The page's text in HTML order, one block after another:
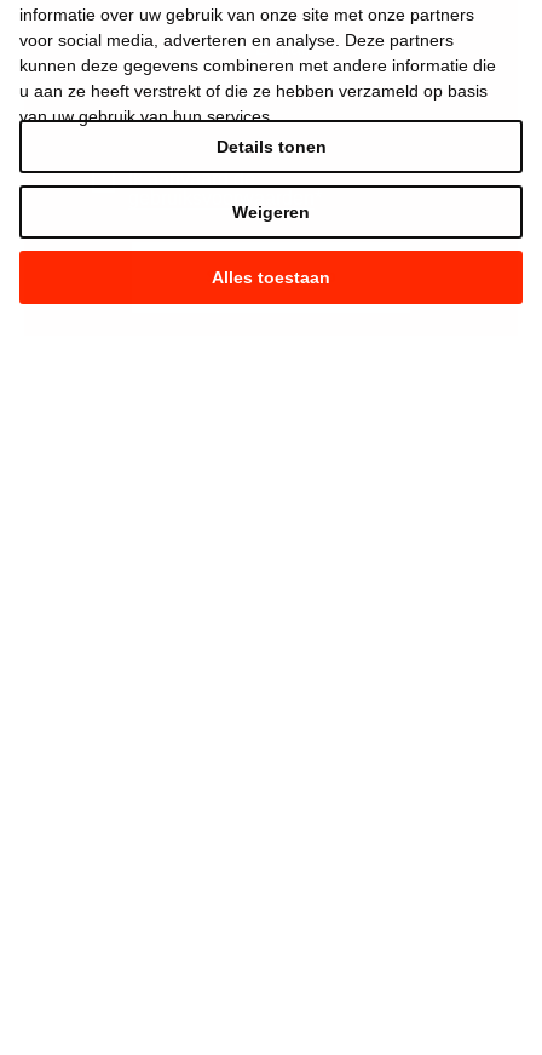
informatie over uw gebruik van onze site met onze partners
voor social media, adverteren en analyse. Deze partners
kunnen deze gegevens combineren met andere informatie die
u aan ze heeft verstrekt of die ze hebben verzameld op basis
van uw gebruik van hun services.
Alles toestaan
Weigeren
Details tonen
Ik aanvaard de